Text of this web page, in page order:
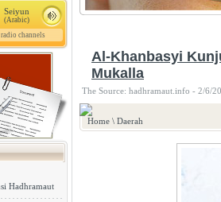
Seiyun
(Arabic)
channels
Hadhramaut
Al-Khanbasyi
Mukalla
The Source: hadhramaut.info - 2/6/
Home \ Daerah